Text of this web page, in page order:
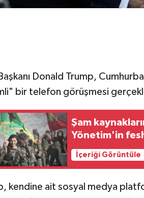
Donald Trump,
bir telefon görüşmesi
Şam
Yönetim'in
İçeriği Görüntüle
kendine ait sosyal medya